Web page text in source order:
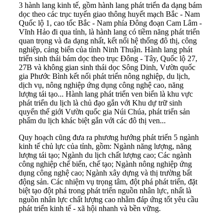
3 hành lang kinh tế, gồm hành lang phát triển đa dạng bám
dọc theo các trục tuyến giao thông huyết mạch Bắc - Nam
Quốc lộ 1, cao tốc Bắc - Nam phía Đông đoạn Cam Lâm -
Vĩnh Hảo đi qua tỉnh, là hành lang có tiềm năng phát triển
quan trọng và đa dạng nhất, kết nối hệ thống đô thị, công
nghiệp, cảng biển của tỉnh Ninh Thuận. Hành lang phát
triển sinh thái bám dọc theo trục Đông - Tây, Quốc lộ 27,
27B và không gian sinh thái dọc Sông Dinh, Vườn quốc
gia Phước Bình kết nối phát triển nông nghiệp, du lịch,
dịch vụ, nông nghiệp ứng dụng công nghệ cao, năng
lượng tái tạo... Hành lang phát triển ven biển là khu vực
phát triển du lịch là chủ đạo gắn với Khu dự trữ sinh
quyển thế giới Vườn quốc gia Núi Chúa, phát triển sản
phẩm du lịch khác biệt gắn với các đô thị ven...
Quy hoạch cũng đưa ra phương hướng phát triển 5 ngành
kinh tế chủ lực của tỉnh, gồm: Ngành năng lượng, năng
lượng tái tạo; Ngành du lịch chất lượng cao; Các ngành
công nghiệp chế biến, chế tạo; Ngành nông nghiệp ứng
dụng công nghệ cao; Ngành xây dựng và thị trường bất
động sản. Các nhiệm vụ trọng tâm, đột phá phát triển, đặt
biệt tạo đột phá trong phát triển nguồn nhân lực, nhất là
nguồn nhân lực chất lượng cao nhằm đáp ứng tốt yêu cầu
phát triển kinh tế - xã hội nhanh và bền vững.